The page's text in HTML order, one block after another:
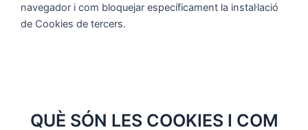
navegador i com bloquejar específicament la instal·lació
de Cookies de tercers.
QUÈ SÓN LES COOKIES I COM